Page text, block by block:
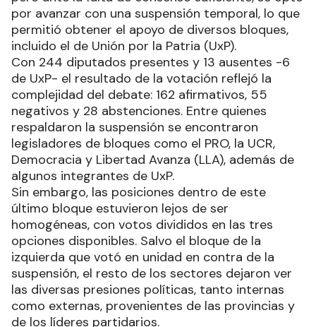
por avanzar con una suspensión temporal, lo que
permitió obtener el apoyo de diversos bloques,
incluido el de Unión por la Patria (UxP).
Con 244 diputados presentes y 13 ausentes -6
de UxP- el resultado de la votación reflejó la
complejidad del debate: 162 afirmativos, 55
negativos y 28 abstenciones. Entre quienes
respaldaron la suspensión se encontraron
legisladores de bloques como el PRO, la UCR,
Democracia y Libertad Avanza (LLA), además de
algunos integrantes de UxP.
Sin embargo, las posiciones dentro de este
último bloque estuvieron lejos de ser
homogéneas, con votos divididos en las tres
opciones disponibles. Salvo el bloque de la
izquierda que votó en unidad en contra de la
suspensión, el resto de los sectores dejaron ver
las diversas presiones políticas, tanto internas
como externas, provenientes de las provincias y
de los líderes partidarios.